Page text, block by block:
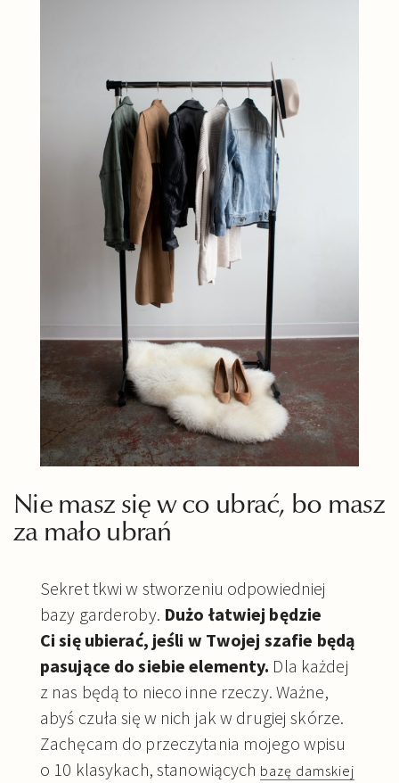
Nie masz się w co ubrać, bo masz
za mało ubrań
Sekret tkwi w stworzeniu odpowiedniej
bazy garderoby. Dużo łatwiej będzie
Ci się ubierać, jeśli w Twojej szafie będą
pasujące do siebie elementy. Dla każdej
z nas będą to nieco inne rzeczy. Ważne,
abyś czuła się w nich jak w drugiej skórze.
Zachęcam do przeczytania mojego wpisu
o 10 klasykach, stanowiących bazę damskiej